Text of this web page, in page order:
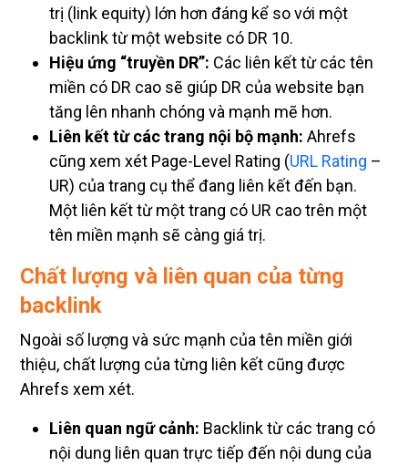
trị (link equity) lớn hơn đáng kể so với một
backlink từ một website có DR 10.
Hiệu ứng “truyền DR”: Các liên kết từ các tên
miền có DR cao sẽ giúp DR của website bạn
tăng lên nhanh chóng và mạnh mẽ hơn.
Liên kết từ các trang nội bộ mạnh: Ahrefs
cũng xem xét Page-Level Rating (URL Rating –
UR) của trang cụ thể đang liên kết đến bạn.
Một liên kết từ một trang có UR cao trên một
tên miền mạnh sẽ càng giá trị.
Chất lượng và liên quan của từng
backlink
Ngoài số lượng và sức mạnh của tên miền giới
thiệu, chất lượng của từng liên kết cũng được
Ahrefs xem xét.
Liên quan ngữ cảnh: Backlink từ các trang có
nội dung liên quan trực tiếp đến nội dung của